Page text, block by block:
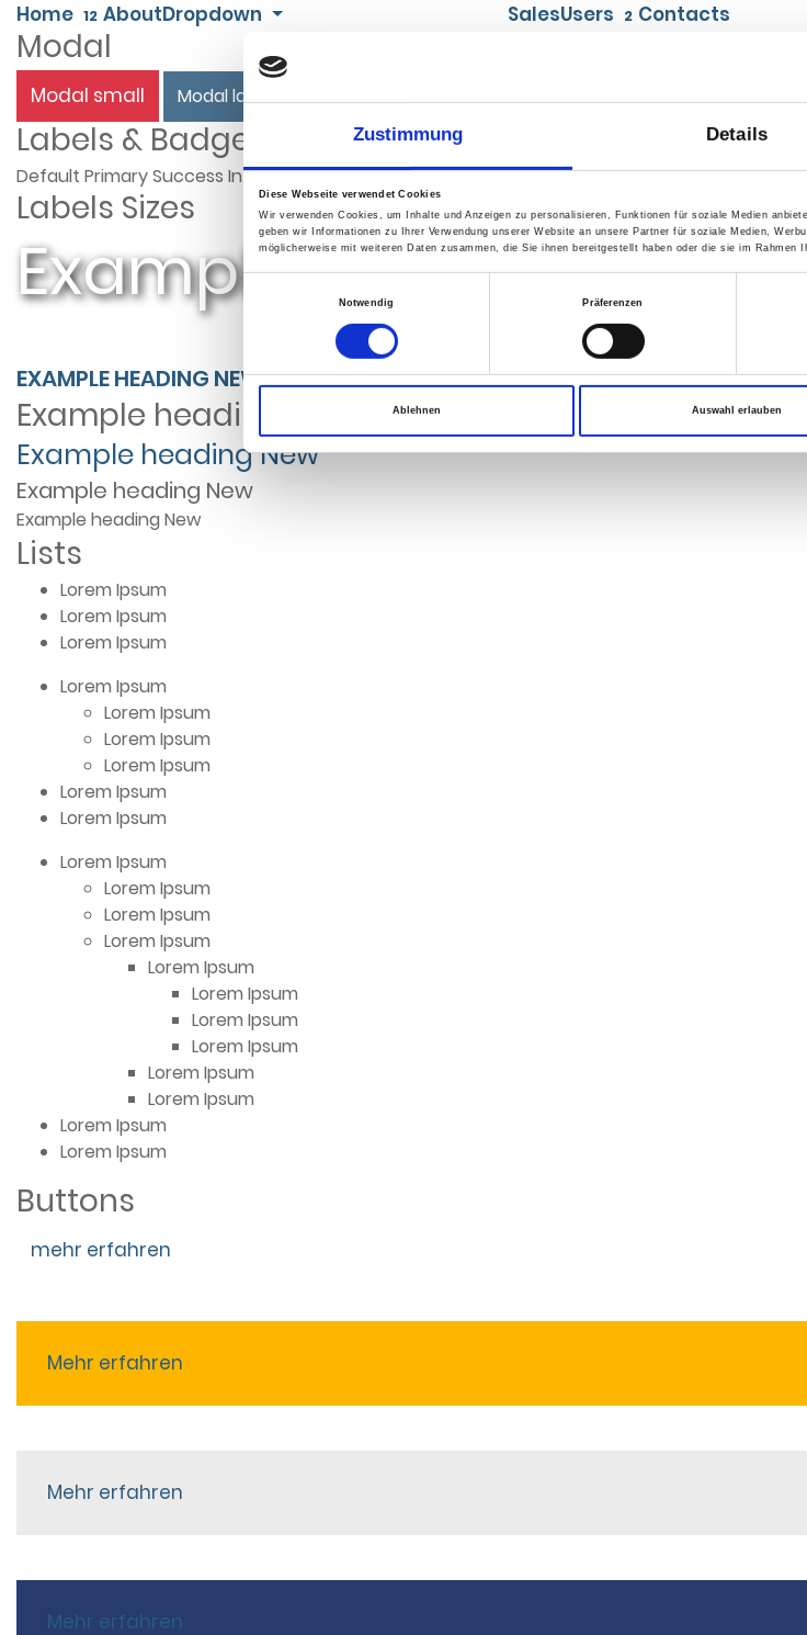
Zustimmung Details
Diese Webseite verwendet Cookies
Wir verwenden Cookies, um Inhalte und Anzeigen zu personalisieren, Funktionen für soziale Medien
geben wir Informationen zu Ihrer Verwendung unserer Website an unsere Partner für soziale Medien,
möglicherweise mit weiteren Daten zusammen, die Sie ihnen bereitgestellt haben oder die sie im Rahmen
Notwendig
Präferenzen
Ablehnen Auswahl erlauben
Home 12 AboutDropdown SalesUsers 2 Contacts
Modal
Modal small Modal large
Labels & Badge
Default PrimarySuccess InfoWarningDanger Default
Labels Sizes
Example headingNew
EXAMPLE HEADING NEW
Example heading
Example headingNew
Example heading New
Example heading New
Lists
Lorem Ipsum
Lorem Ipsum
Lorem Ipsum
Lorem Ipsum
Lorem Ipsum
Lorem Ipsum
Lorem Ipsum
Lorem Ipsum
Lorem Ipsum
Lorem Ipsum
Lorem Ipsum
Lorem Ipsum
Lorem Ipsum
Lorem Ipsum
Lorem Ipsum
Lorem Ipsum
Lorem Ipsum
Lorem Ipsum
Lorem Ipsum
Lorem Ipsum
Lorem Ipsum
Buttons
mehr erfahren
Mehr erfahren
Mehr erfahren
Mehr erfahren